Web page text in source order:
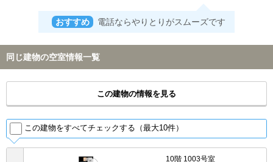
おすすめ 電話ならやりとりがスムーズです
同じ建物の空室情報一覧
この建物の情報を見る
この建物をすべてチェックする（最大10件）
10階 1003号室